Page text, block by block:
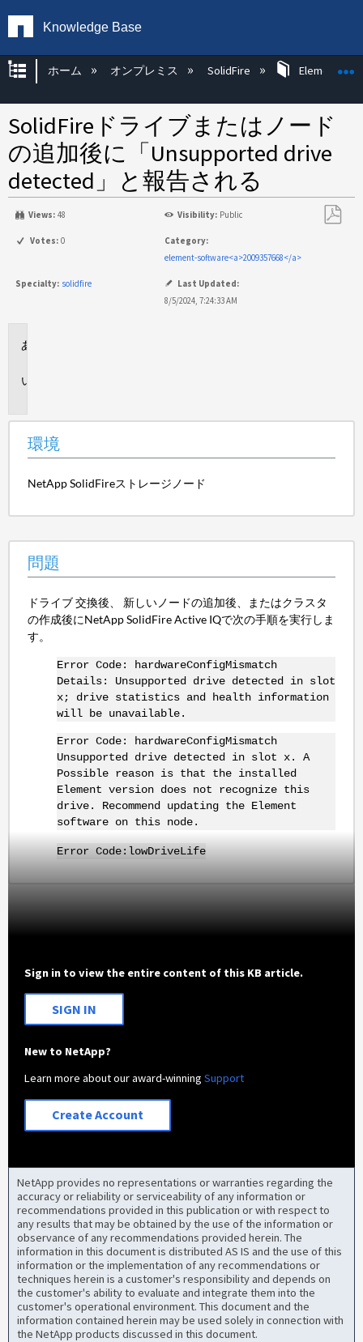
Knowledge Base
グローバル階層を展開/折りたたむ
ホーム オンプレミス SolidFire Element OS
SolidFireドライブまたはノード
の追加後に「Unsupported drive
detected」と報告される
Views: 48 Visibility: Public
Votes: 0
Category:
element-software<a>2009357668</a>
Specialty: solidfire
Last Updated:
8/5/2024, 7:24:33 AM
環境
NetApp SolidFireストレージノード
問題
ドライブ 交換後、 新しいノードの追加後、またはクラスタ
の作成後にNetApp SolidFire Active IQで次の手順を実行しま
す。
Error Code: hardwareConfigMismatch
Details: Unsupported drive detected in slot
x; drive statistics and health information
will be unavailable.
Error Code: hardwareConfigMismatch
Unsupported drive detected in slot x. A
Possible reason is that the installed
Element version does not recognize this
drive. Recommend updating the Element
software on this node.
Error Code:lowDriveLife
Sign in to view the entire content of this KB article.
SIGN IN
New to NetApp?
Learn more about our award-winningSupport
Create Account
NetApp provides no representations or warranties regarding the
accuracy or reliability or serviceability of any information or
recommendations provided in this publication or with respect to
any results that may be obtained by the use of the information or
observance of any recommendations provided herein. The
information in this document is distributed AS IS and the use of this
information or the implementation of any recommendations or
techniques herein is a customer's responsibility and depends on
the customer's ability to evaluate and integrate them into the
customer's operational environment. This document and the
information contained herein may be used solely in connection with
the NetApp products discussed in this document.